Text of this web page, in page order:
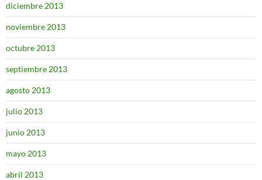
diciembre 2013
noviembre 2013
octubre 2013
septiembre 2013
agosto 2013
julio 2013
junio 2013
mayo 2013
abril 2013